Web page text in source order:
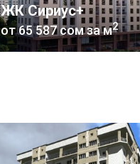
ЖК Сириус+
от‍65 587 сомза м2